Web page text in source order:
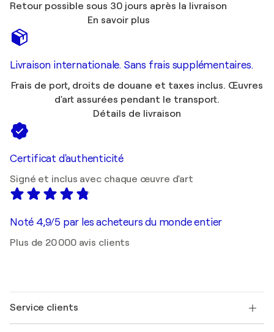
Retour possible sous 30 jours après la livraison
En savoir plus
Livraison internationale. Sans frais supplémentaires.
Frais de port, droits de douane et taxes inclus. Œuvres
d'art assurées pendant le transport.
Détails de livraison
Certificat d'authenticité
Signé et inclus avec chaque œuvre d'art
Noté 4,9/5 par les acheteurs du monde entier
Plus de 20 000 avis clients
Service clients